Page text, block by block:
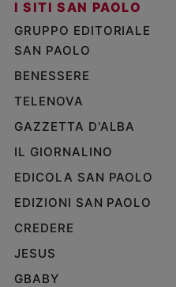
I SITI SAN PAOLO
GRUPPO EDITORIALE
SAN PAOLO
BENESSERE
TELENOVA
GAZZETTA D'ALBA
IL GIORNALINO
EDICOLA SAN PAOLO
EDIZIONI SAN PAOLO
CREDERE
JESUS
GBABY